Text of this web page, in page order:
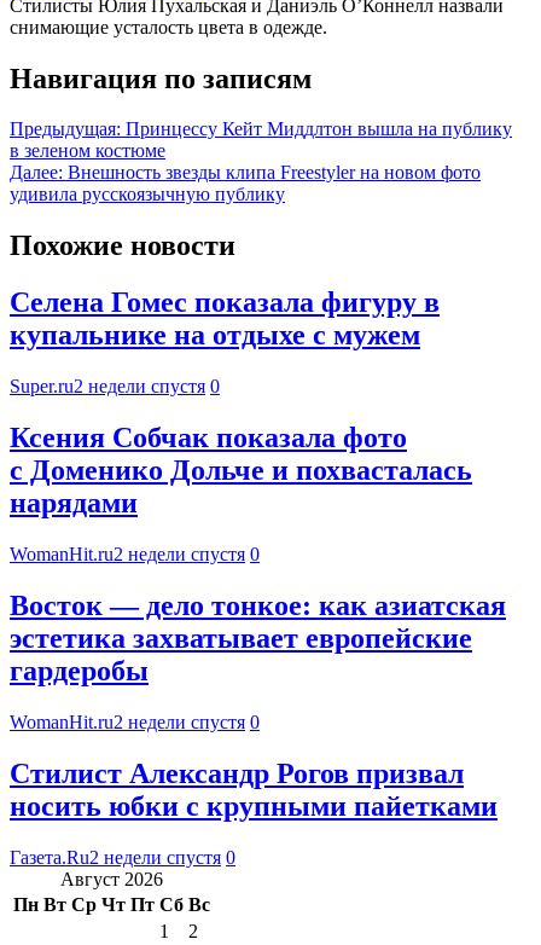
Стилисты Юлия Пухальская и Даниэль О’Коннелл назвали
снимающие усталость цвета в одежде.
Навигация по записям
Предыдущая: Принцессу Кейт Миддлтон вышла на публику
в зеленом костюме
Далее: Внешность звезды клипа Freestyler на новом фото
удивила русскоязычную публику
Похожие новости
Селена Гомес показала фигуру в
купальнике на отдыхе с мужем
Super.ru2 недели спустя 0
Ксения Собчак показала фото
с Доменико Дольче и похвасталась
нарядами
WomanHit.ru2 недели спустя 0
Восток — дело тонкое: как азиатская
эстетика захватывает европейские
гардеробы
WomanHit.ru2 недели спустя 0
Стилист Александр Рогов призвал
носить юбки с крупными пайетками
Газета.Ru2 недели спустя 0
Август 2026
Пн Вт Ср Чт Пт Сб Вс
1
2